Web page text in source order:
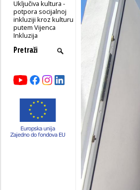
Uključiva kultura -
potpora socijalnoj
inkluziji kroz kulturu
putem Vijenca
Inkluzija